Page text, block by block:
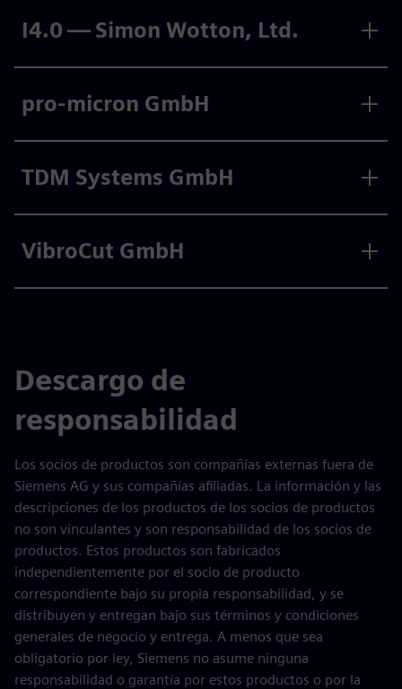
I4.0 — Simon Wotton, Ltd.
pro-micron GmbH
TDM Systems GmbH
VibroCut GmbH
Descargo de
responsabilidad
Los socios de productos son compañías externas fuera de
Siemens AG y sus compañías afiliadas. La información y las
descripciones de los productos de los socios de productos
no son vinculantes y son responsabilidad de los socios de
productos. Estos productos son fabricados
independientemente por el socio de producto
correspondiente bajo su propia responsabilidad, y se
distribuyen y entregan bajo sus términos y condiciones
generales de negocio y entrega. A menos que sea
obligatorio por ley, Siemens no asume ninguna
responsabilidad o garantía por estos productos o por la